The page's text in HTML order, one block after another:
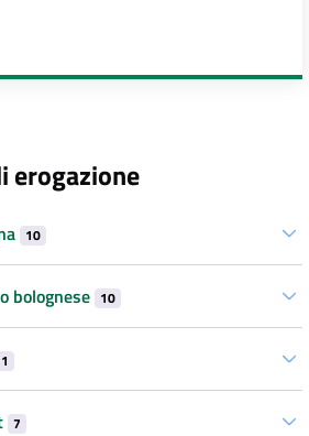
erogazione
10
bolognese 10
7